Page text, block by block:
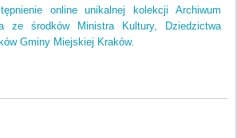
online unikalnej kolekcji Archiwum
ze środków Ministra Kultury, Dziedzictwa
Gminy Miejskiej Kraków.